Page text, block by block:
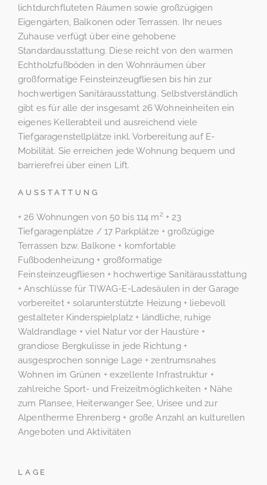
lichtdurchfluteten Räumen sowie großzügigen
Eigengärten, Balkonen oder Terrassen. Ihr neues
Zuhause verfügt über eine gehobene
Standardausstattung. Diese reicht von den warmen
Echtholzfußböden in den Wohnräumen über
großformatige Feinsteinzeugfliesen bis hin zur
hochwertigen Sanitärausstattung. Selbstverständlich
gibt es für alle der insgesamt 26 Wohneinheiten ein
eigenes Kellerabteil und ausreichend viele
Tiefgaragenstellplätze inkl. Vorbereitung auf E-
Mobilität. Sie erreichen jede Wohnung bequem und
barrierefrei über einen Lift.
AUSSTATTUNG
+ 26 Wohnungen von 50 bis 114 m² + 23
Tiefgaragenplätze / 17 Parkplätze + großzügige
Terrassen bzw. Balkone + komfortable
Fußbodenheizung + großformatige
Feinsteinzeugfliesen + hochwertige Sanitärausstattung
+ Anschlüsse für TIWAG-E-Ladesäulen in der Garage
vorbereitet + solarunterstützte Heizung + liebevoll
gestalteter Kinderspielplatz + ländliche, ruhige
Waldrandlage + viel Natur vor der Haustüre +
grandiose Bergkulisse in jede Richtung +
ausgesprochen sonnige Lage + zentrumsnahes
Wohnen im Grünen + exzellente Infrastruktur +
zahlreiche Sport- und Freizeitmöglichkeiten + Nähe
zum Plansee, Heiterwanger See, Urisee und zur
Alpentherme Ehrenberg + große Anzahl an kulturellen
Angeboten und Aktivitäten
LAGE